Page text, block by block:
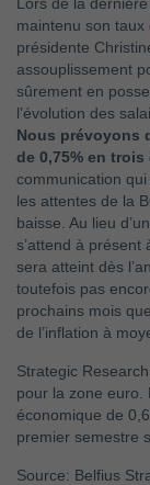
maintenu son
présidente
assouplissement
sûrement en
l’évolution des
Nous prévoyons
de 0,75% en
communication
les attentes de la
baisse. Au lieu
s’attend à présent
sera atteint dès
toutefois pas
prochains mois
de l’inflation à
Strategic
pour la zone euro.
économique de
premier semestre
Source: Belfius